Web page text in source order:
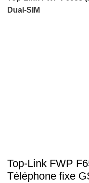
Dual‑SIM
Top‑Link FWP
Téléphone fixe